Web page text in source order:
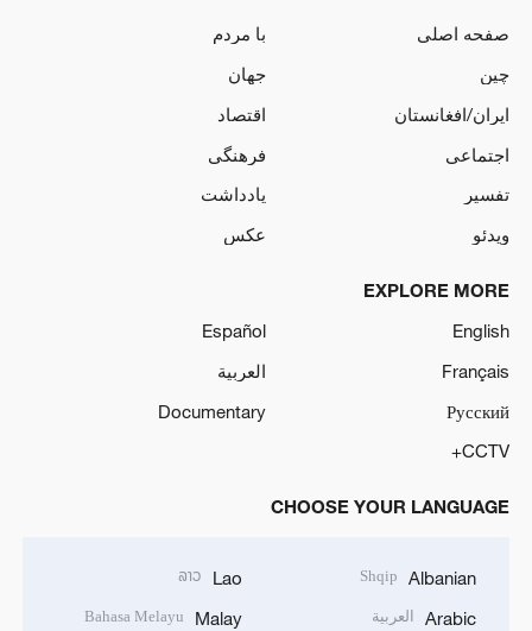
صفحه اصلی
با مردم
چین
جهان
ایران/افغانستان
اقتصاد
اجتماعی
فرهنگی
تفسیر
یادداشت
ویدئو
عکس
EXPLORE MORE
English
Español
Français
العربية
Русский
Documentary
CCTV+
CHOOSE YOUR LANGUAGE
Albanian
Shqip
Arabic العربية
Lao
ລາວ
Malay
Bahasa Melayu